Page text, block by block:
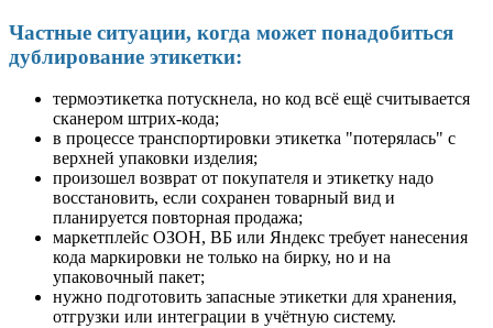
Частные ситуации, когда может понадобиться
дублирование этикетки:
термоэтикетка потускнела, но код всё ещё считывается
сканером штрих-кода;
в процессе транспортировки этикетка "потерялась" с
верхней упаковки изделия;
произошел возврат от покупателя и этикетку надо
восстановить, если сохранен товарный вид и
планируется повторная продажа;
маркетплейс ОЗОН, ВБ или Яндекс требует нанесения
кода маркировки не только на бирку, но и на
упаковочный пакет;
нужно подготовить запасные этикетки для хранения,
отгрузки или интеграции в учётную систему.